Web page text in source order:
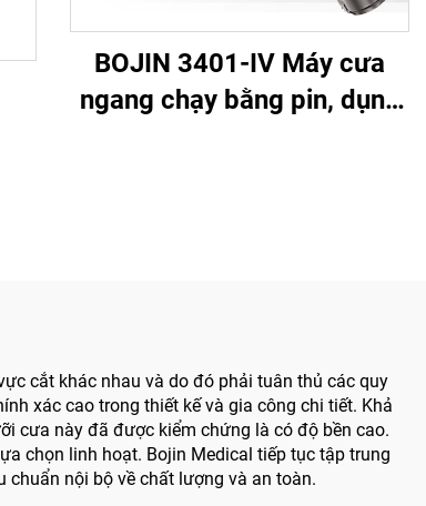
BOJIN 3401-IV Máy cưa
ngang chạy bằng pin, dụng
cắt khác nhau và do đó phải tuân thủ các quy
xác cao trong thiết kế và gia công chi tiết. Khả
cưa này đã được kiểm chứng là có độ bền cao.
chọn linh hoạt. Bojin Medical tiếp tục tập trung
chuẩn nội bộ về chất lượng và an toàn.